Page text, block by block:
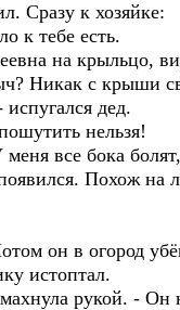
Сразу к хозяйке:
тебе есть.
на крыльцо,
Никак с крыши
дед.
нельзя!
все бока
Похож на
он в огород
истоптал.
рукой. - Он